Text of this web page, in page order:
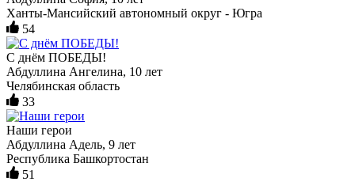
Ханты-Мансийский автономный округ - Югра
54
С днём ПОБЕДЫ!
Абдуллина Ангелина, 10 лет
Челябинская область
33
Наши герои
Абдуллина Адель, 9 лет
Республика Башкортостан
51